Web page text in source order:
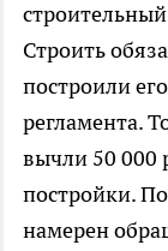
Строить
построили
регламента.
вычли 50 000
постройки.
намерен